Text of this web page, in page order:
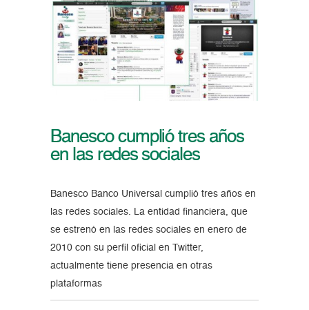
Banesco cumplió tres años
en las redes sociales
Banesco Banco Universal cumplió tres años en
las redes sociales. La entidad financiera, que
se estrenó en las redes sociales en enero de
2010 con su perfil oficial en Twitter,
actualmente tiene presencia en otras
plataformas